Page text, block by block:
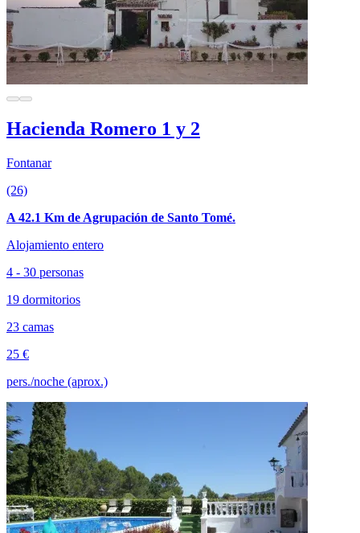
Hacienda Romero 1 y 2
Fontanar
(26)
A 42.1 Km de Agrupación de Santo Tomé.
Alojamiento entero
4 - 30 personas
19 dormitorios
23 camas
25 €
pers./noche (aprox.)